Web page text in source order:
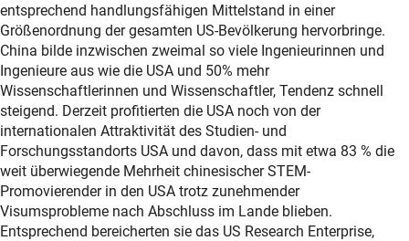
entsprechend handlungsfähigen Mittelstand in einer
Größenordnung der gesamten US-Bevölkerung hervorbringe.
China bilde inzwischen zweimal so viele Ingenieurinnen und
Ingenieure aus wie die USA und 50% mehr
Wissenschaftlerinnen und Wissenschaftler, Tendenz schnell
steigend. Derzeit profitierten die USA noch von der
internationalen Attraktivität des Studien- und
Forschungsstandorts USA und davon, dass mit etwa 83 % die
weit überwiegende Mehrheit chinesischer STEM-
Promovierender in den USA trotz zunehmender
Visumsprobleme nach Abschluss im Lande blieben.
Entsprechend bereicherten sie das US Research Enterprise,